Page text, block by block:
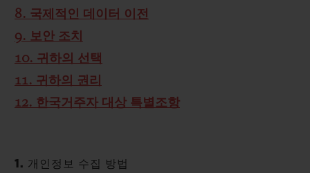
8. 국제적인 데이터 이전
9. 보안 조치
10. 귀하의 선택
11. 귀하의 권리
12. 한국거주자 대상 특별조항
1. 개인정보 수집 방법